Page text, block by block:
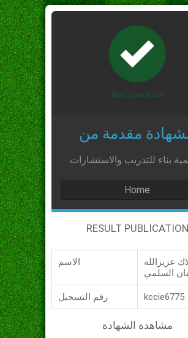
مقدمة من
بناء للتدريب والاستشارات
Home
RESULT PUBLICATION
الاسم
عزيزالله
رقم التسجيل kccie6775
مشاهدة الشهادة